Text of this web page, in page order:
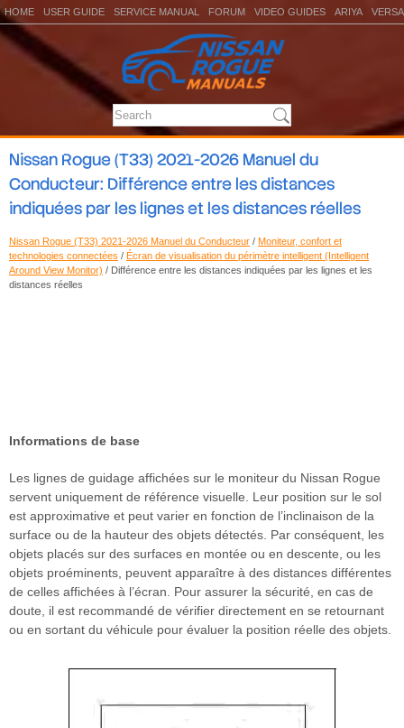
HOME USER GUIDE SERVICE MANUAL FORUM VIDEO GUIDES ARIYA VERSA
Nissan Rogue (T33) 2021-2026 Manuel du
Conducteur: Différence entre les distances
indiquées par les lignes et les distances réelles
Nissan Rogue (T33) 2021-2026 Manuel du Conducteur / Moniteur, confort et
technologies connectées / Écran de visualisation du périmètre intelligent (Intelligent
Around View Monitor) / Différence entre les distances indiquées par les lignes et les
distances réelles
Informations de base
Les lignes de guidage affichées sur le moniteur du Nissan Rogue
servent uniquement de référence visuelle. Leur position sur le sol
est approximative et peut varier en fonction de l’inclinaison de la
surface ou de la hauteur des objets détectés. Par conséquent, les
objets placés sur des surfaces en montée ou en descente, ou les
objets proéminents, peuvent apparaître à des distances différentes
de celles affichées à l’écran. Pour assurer la sécurité, en cas de
doute, il est recommandé de vérifier directement en se retournant
ou en sortant du véhicule pour évaluer la position réelle des objets.